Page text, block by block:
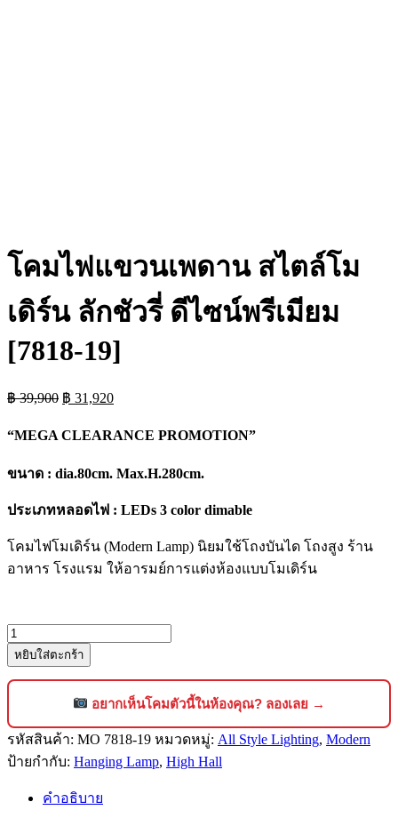
โคมไฟแขวนเพดาน สไตล์โม
เดิร์น ลักชัวรี่ ดีไซน์พรีเมียม
[7818-19]
฿39,900 Original
price
฿ 39,900.
฿ 31,920Current
price
฿ 31,920.
“MEGA CLEARANCE PROMOTION”
ขนาด : dia.80cm. Max.H.280cm.
ประเภทหลอดไฟ : LEDs 3 color dimable
โคมไฟโมเดิร์น (Modern Lamp) นิยมใช้โถงบันได โถงสูง ร้าน
อาหาร โรงแรม ให้อารมย์การแต่งห้องแบบโมเดิร์น
จำนวน
โคม
ไฟ
เพดาน
สไตล์
โม
หยิบใส่ตะกร้า
อยากเห็นโคมตัวนี้ในห้องคุณ? ลองเลย →
รหัสสินค้า: MO 7818-19 หมวดหมู่: All Style Lighting, Modern
ป้ายกำกับ: Hanging Lamp, High Hall
คำอธิบาย